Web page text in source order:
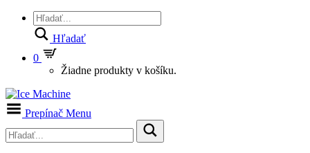
Hľadať
0
Žiadne produkty v košíku.
Prepínač Menu